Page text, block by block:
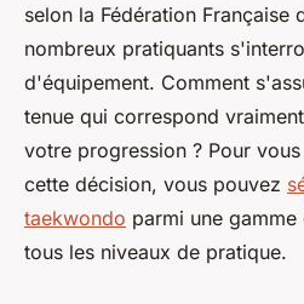
selon la Fédération Française
nombreux pratiquants
d'équipement. Comment
tenue qui correspond
votre progression ? Pour
cette décision, vous pouvez
taekwondo parmi une
tous les niveaux de pratique.